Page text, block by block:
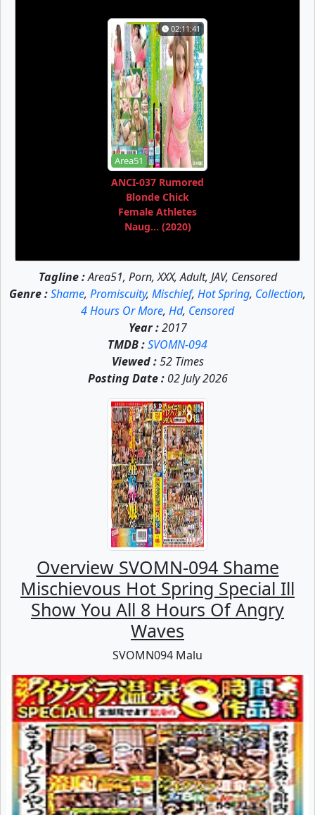
02:11:41
Area51
ANCI-037 Rumored
Blonde Chick
Female Athletes
Naug... (2020)
Tagline :Area51, Porn, XXX, Adult, JAV, Censored
Genre :Shame, Promiscuity, Mischief, Hot Spring, Collection,
4 Hours Or More, Hd, Censored
Year :2017
TMDB :SVOMN-094
Viewed :52 Times
Posting Date :02 July 2026
Overview SVOMN-094 Shame
Mischievous Hot Spring Special Ill
Show You All 8 Hours Of Angry
Waves
SVOMN094 Malu